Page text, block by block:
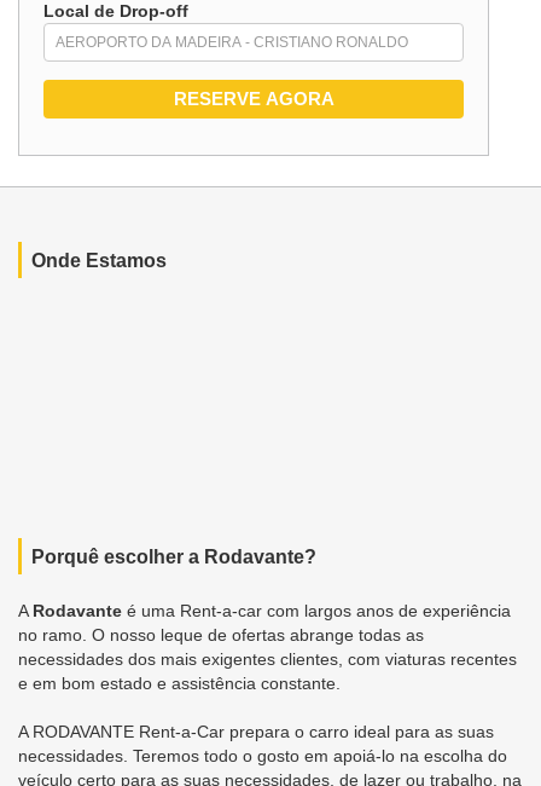
Local de Drop-off
Onde Estamos
Porquê escolher a Rodavante?
ARodavante é uma Rent-a-car com largos anos de experiência
no ramo. O nosso leque de ofertas abrange todas as
necessidades dos mais exigentes clientes, com viaturas recentes
e em bom estado e assistência constante.
A RODAVANTE Rent-a-Car prepara o carro ideal para as suas
necessidades. Teremos todo o gosto em apoiá-lo na escolha do
veículo certo para as suas necessidades, de lazer ou trabalho, na